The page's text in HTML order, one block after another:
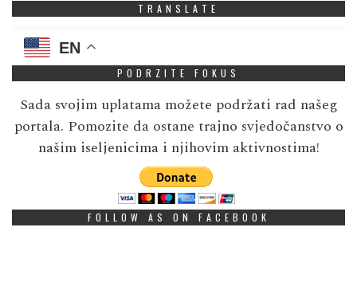
TRANSLATE
EN
PODRZITE FOKUS
Sada svojim uplatama možete podržati rad našeg
portala. Pomozite da ostane trajno svjedočanstvo o
našim iseljenicima i njihovim aktivnostima!
FOLLOW AS ON FACEBOOK